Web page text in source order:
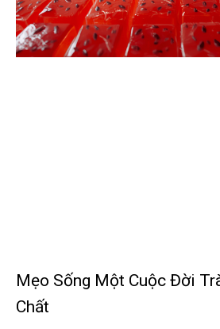
Mẹo Sống Một Cuộc Đời
Chất